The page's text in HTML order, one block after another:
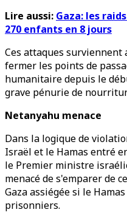
Lire aussi: Gaza: les
270 enfants en 8 jours
Ces attaques
fermer les points de
humanitaire depuis le
grave pénurie de
Netanyahu menace
Dans la logique de
Israël et le Hamas entré
le Premier ministre
menacé de s'emparer de
Gaza assiégée si le
prisonniers.